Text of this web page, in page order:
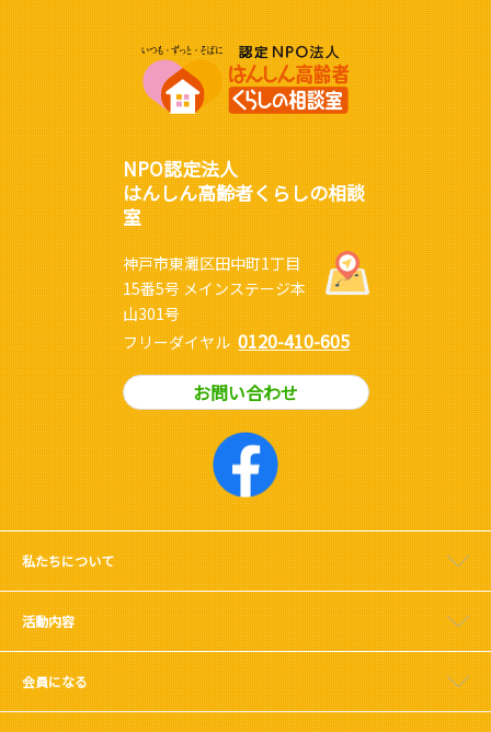
NPO認定法人
はんしん高齢者くらしの相談
室
神戸市東灘区田中町1丁目
15番5号 メインステージ本
山301号
フリーダイヤル 0120-410-605
お問い合わせ
私たちについて
活動内容
会員になる